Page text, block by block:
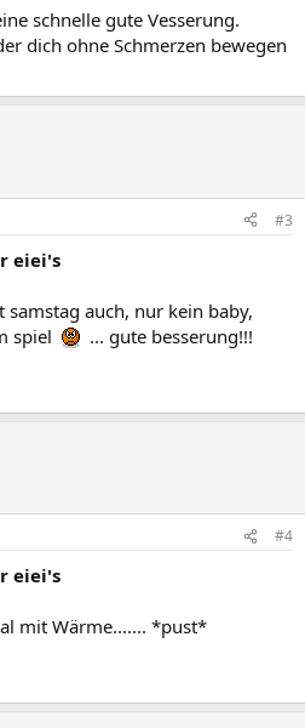
schnelle gute Vesserung.
dich ohne Schmerzen bewegen
#3
eiei's
auch, nur kein baby,
spiel
... gute besserung!!!
#4
eiei's
mit Wärme....... *pust*